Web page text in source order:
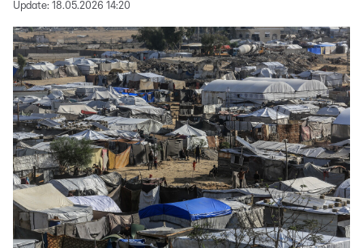
Update: 18.05.2026 14:20